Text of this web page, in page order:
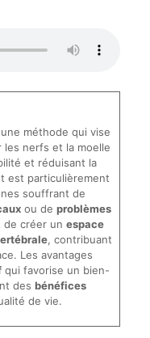
méthode qui vise
les nerfs et la moelle
et réduisant la
est particulièrement
souffrant de
ou deproblèmes
de créer un espace
, contribuant
Les avantages
qui favorise un bien-
desbénéfices
de vie.